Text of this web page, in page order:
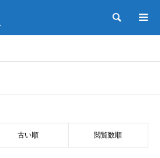
検索
古い順 閲覧数順